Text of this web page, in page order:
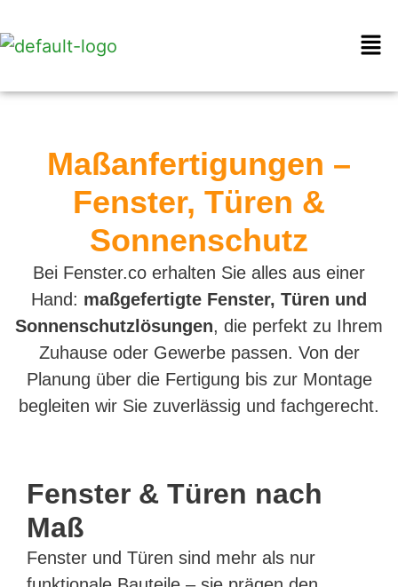
Maßanfertigungen –
Fenster, Türen &
Sonnenschutz
Bei Fenster.co erhalten Sie alles aus einer
Hand: maßgefertigte Fenster, Türen und
Sonnenschutzlösungen, die perfekt zu Ihrem
Zuhause oder Gewerbe passen. Von der
Planung über die Fertigung bis zur Montage
begleiten wir Sie zuverlässig und fachgerecht.
Fenster & Türen nach
Maß
Fenster und Türen sind mehr als nur